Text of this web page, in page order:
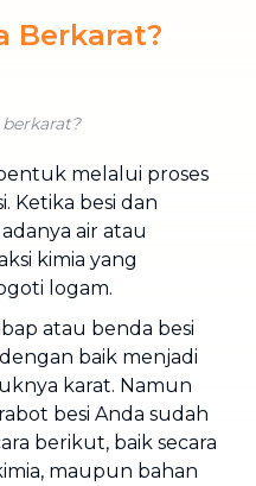
Berkarat?
melalui proses
Ketika besi dan
air atau
kimia yang
logam.
atau benda besi
baik menjadi
karat. Namun
besi Anda sudah
berikut, baik secara
maupun bahan